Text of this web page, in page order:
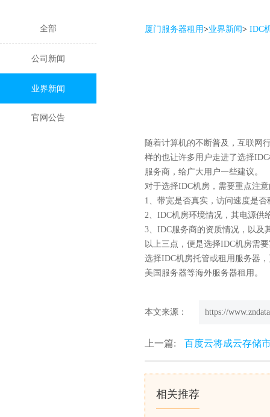
全部
公司新闻
业界新闻
官网公告
厦门服务器租用>业界新闻> IDC
随着计算机的不断普及，互联网
样的也让许多用户走进了选择
服务商，给广大用户一些建议。
对于选择IDC机房，需要重点注
1、带宽是否真实，访问速度是否
2、IDC机房环境情况，其电源供
3、IDC服务商的资质情况，以及
以上三点，便是选择IDC机房需
选择IDC机房托管或租用服务器
美国服务器等海外服务器租用。
本文来源： https://
上一篇: 百度云将成云存储
相关推荐